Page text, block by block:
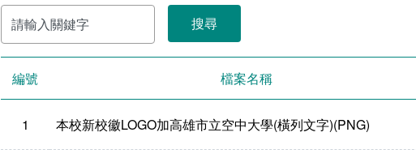
請
輸
入
關
鍵
字編號 檔案名稱
1 本校新校徽LOGO加高雄市立空中大學(橫列文字)(PNG)